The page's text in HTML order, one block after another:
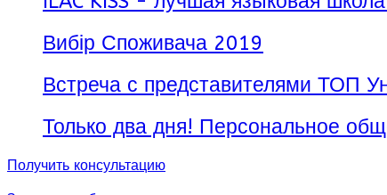
Вибір Споживача 2019
Встреча с представителями ТОП
Только два дня! Персональное
Получить консультацию